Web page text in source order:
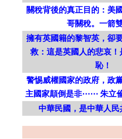
關稅背後的真正目的：美
哥關稅。一箭
擁有英國籍的黎智英，卻
救：這是英國人的悲哀
恥！
警惕威權國家的政府，政
主國家顛倒是非⋯⋯ 朱立
中華民國，是中華人民